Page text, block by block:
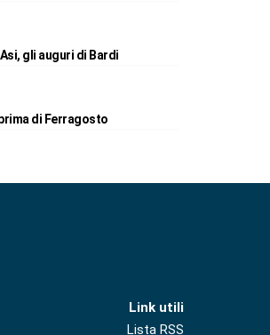
gli auguri di Bardi
di Ferragosto
Link utili
Lista RSS